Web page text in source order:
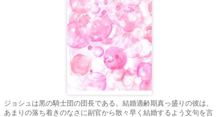
ジョシュは黒の騎士団の団長である。結婚適齢期真っ盛りの彼は、
あまりの落ち着きのなさに副官から散々早く結婚するよう文句を言